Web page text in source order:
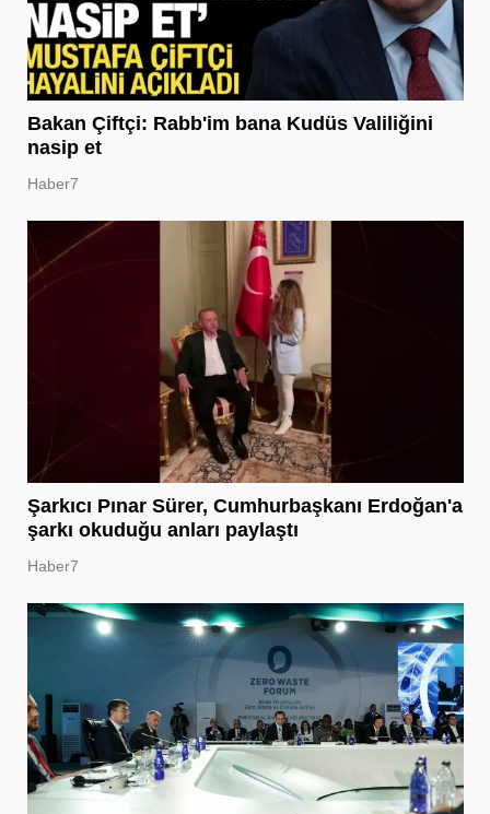
Bakan Çiftçi: Rabb'im bana Kudüs Valiliğini
nasip et
Haber7
Şarkıcı Pınar Sürer, Cumhurbaşkanı Erdoğan'a
şarkı okuduğu anları paylaştı
Haber7